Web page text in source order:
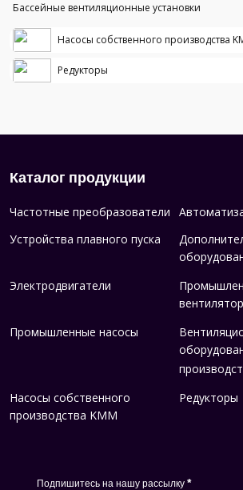
Бассейные вентиляционные установки
Насосы собственного производства
Редукторы
Каталог продукции
Частотные преобразователи
Устройства плавного пуска
Электродвигатели
Промышленные насосы
Насосы собственного
производства KMM
Редукторы
Подпишитесь на нашу рассылку *